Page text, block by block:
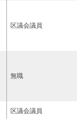
区議会議員
無職
区議会議員